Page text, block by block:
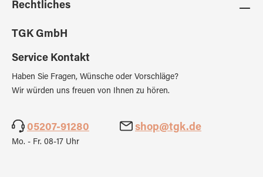
Rechtliches
TGK GmbH
Service Kontakt
Haben Sie Fragen, Wünsche oder Vorschläge?
Wir würden uns freuen von Ihnen zu hören.
05207-91280 shop@tgk.de
Mo. - Fr. 08-17 Uhr